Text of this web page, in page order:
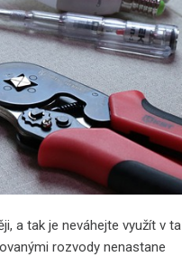
a tak je neváhejte využít v ta
rozvody nenastane